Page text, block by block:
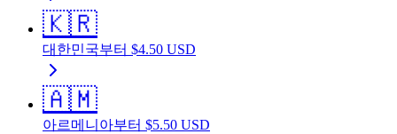
🇰🇷
대한민국부터 $4.50 USD
🇦🇲
아르메니아부터 $5.50 USD